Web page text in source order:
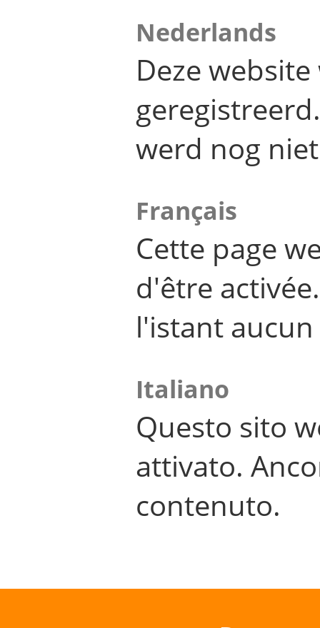
Nederlands
Deze
werd nog
Français
Cette page
d'être
l'istant
Italiano
Questo sito
attivato.
contenuto.